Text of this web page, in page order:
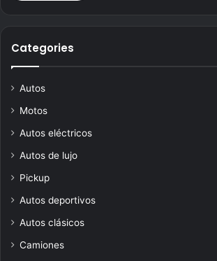
Categories
Autos
Motos
Autos eléctricos
Autos de lujo
Pickup
Autos deportivos
Autos clásicos
Camiones